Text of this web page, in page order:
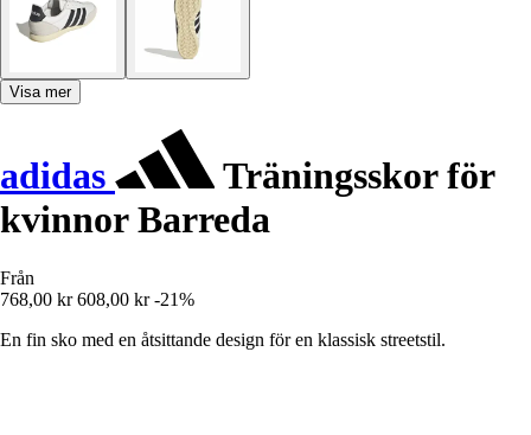
Visa mer
adidas
Träningsskor för
kvinnor Barreda
Från
768,00 kr 608,00 kr -21%
En fin sko med en åtsittande design för en klassisk streetstil.